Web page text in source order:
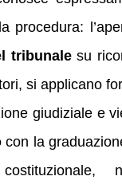
procedura:
tribunalesu
si applicano
giudiziale e
con la